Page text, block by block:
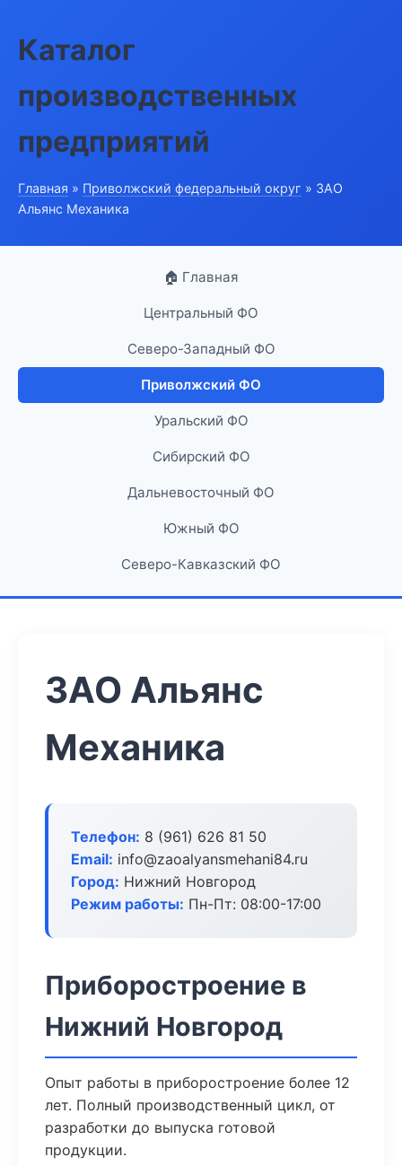
Каталог
производственных
предприятий
Главная » Приволжский федеральный округ » ЗАО
Альянс Механика
🏠 Главная
Центральный ФО
Северо-Западный ФО
Приволжский ФО
Уральский ФО
Сибирский ФО
Дальневосточный ФО
Южный ФО
Северо-Кавказский ФО
ЗАО Альянс
Механика
Телефон: 8 (961) 626 81 50
Email: info@zaoalyansmehani84.ru
Город: Нижний Новгород
Режим работы: Пн-Пт: 08:00-17:00
Приборостроение в
Нижний Новгород
Опыт работы в приборостроение более 12
лет. Полный производственный цикл, от
разработки до выпуска готовой
продукции.